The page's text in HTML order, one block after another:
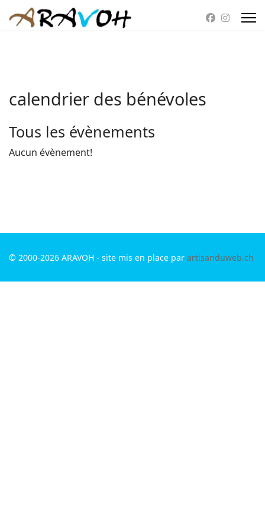
calendrier des bénévoles
Tous les évènements
Aucun évènement!
© 2000-2026 ARAVOH - site mis en place par artisanduweb.ch